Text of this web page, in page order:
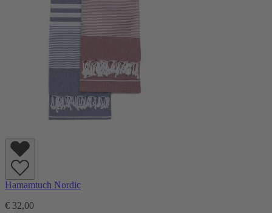
Hamamtuch Nordic
€ 32,00